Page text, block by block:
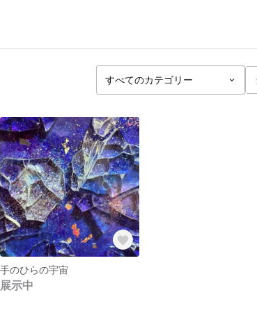
手のひらの宇宙
展示中